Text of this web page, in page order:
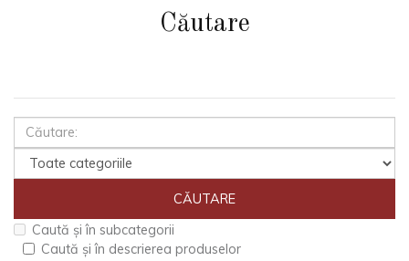
Căutare
Caută și în subcategorii
Caută și în descrierea produselor